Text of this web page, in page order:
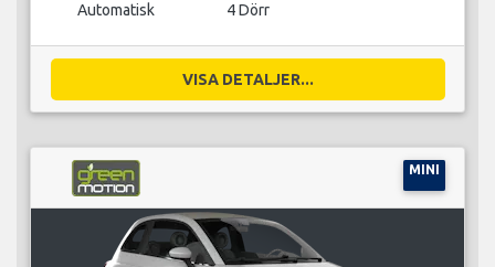
Automatisk 4 Dörr
VISA DETALJER...
MINI